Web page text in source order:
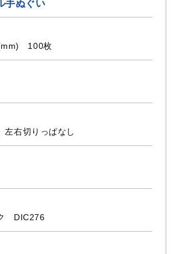
手ぬぐい
100枚
左右切りっぱなし
DIC276